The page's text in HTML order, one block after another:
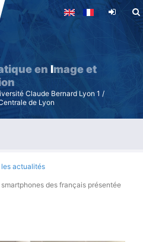
Aller
principal
en Image et
Claude Bernard Lyon 1 /
de Lyon
les actualités
des français présentée